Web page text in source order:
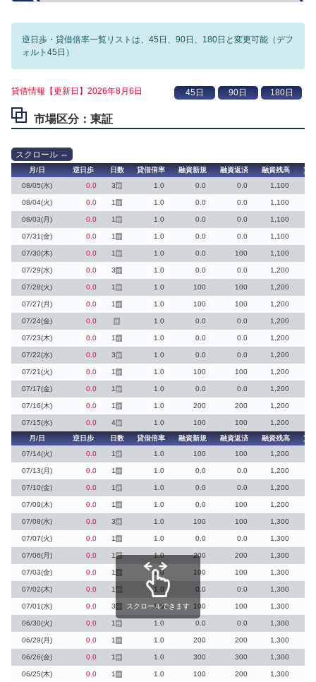
逆日歩・貸借倍率一覧リストは、45日、90日、180日と変更可能（デフ
ォルト45日）
貸借情報【更新日】2026年8月6日
市場区分：東証
月/日 逆日歩 日数 貸借倍率 融資新規 融資返済 融資残高
貸
08/05(水)
0.0 3 停 1.0 0.0 0.0 1,100
08/04(火) 0.0 1 停 1.0 0.0 0.0 1,100
08/03(月) 0.0 1 停 1.0 0.0 0.0 1,100
07/31(金) 0.0 1 停 1.0 0.0 0.0 1,100
07/30(木) 0.0 1 停 1.0 0.0 100 1,100
07/29(水) 0.0 3 停 1.0 0.0 0.0 1,200
07/28(火) 0.0 1 停 1.0 100 100 1,200
07/27(月) 0.0 1 停 1.0 100 100 1,200
07/24(金) 0.0 停 1.0 0.0 0.0 1,200
07/23(木) 0.0 1 停 1.0 0.0 0.0 1,200
07/22(水) 0.0 3 停 1.0 0.0 0.0 1,200
07/21(火) 0.0 1 停 1.0 100 100 1,200
07/17(金) 0.0 1 停 1.0 0.0 0.0 1,200
07/16(木) 0.0 1 停 1.0 200 200 1,200
07/15(水) 0.0 4停 1.0 100 100
1,200
月/日
逆日歩 日数 貸借倍率 融資新規 融資返済 融資残高
貸
07/14(火)
0.0 1 停 1.0 100 100 1,200
07/13(月) 0.0 1 停 1.0 0.0 0.0 1,200
07/10(金) 0.0 1 停 1.0 0.0 0.0 1,200
07/09(木) 0.0 1 停 1.0 0.0 100 1,200
07/08(水) 0.0 3 停 1.0 100 100 1,300
07/07(火) 0.0 1 停 1.0 0.0 0.0 1,300
07/06(月) 0.0 1 停 1.0 200 200 1,300
07/03(金) 0.0 1 1.0 100 100 1,300
07/02(木) 0.0 1 1.0 0.0 0.0 1,300
07/01(水) 0.0 3 1.0 100 100 1,300
06/30(火) 0.0 1 停 1.0 0.0 0.0 1,300
06/29(月) 0.0 1 停 1.0 200 200 1,300
06/26(金) 0.0 1 停 1.0 300 300 1,300
06/25(木) 0.0 1 停 1.0 100 200 1,300
スクロールできます